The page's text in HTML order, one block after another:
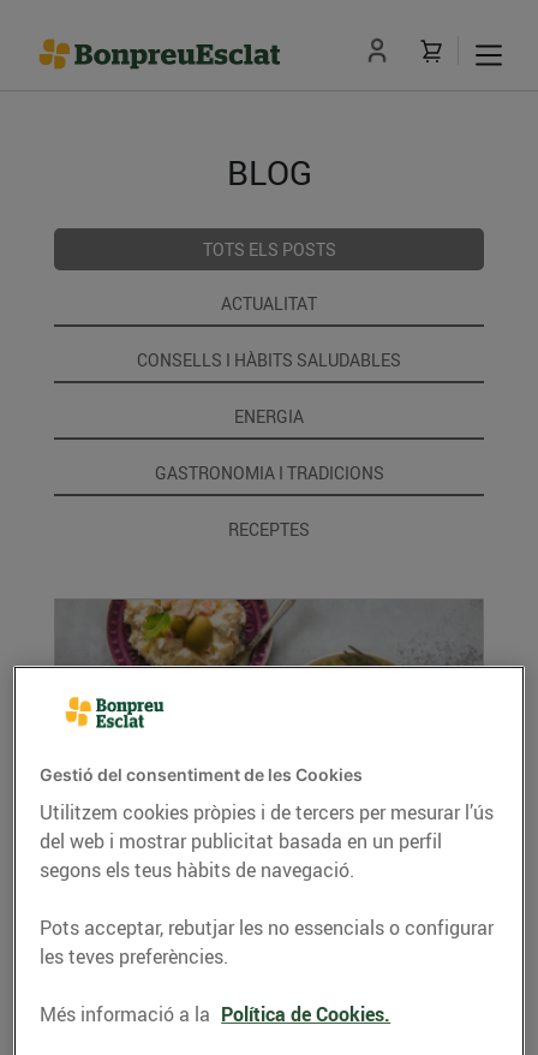
BLOG
TOTS ELS POSTS
ACTUALITAT
CONSELLS I HÀBITS SALUDABLES
ENERGIA
GASTRONOMIA I TRADICIONS
RECEPTES
Ensalada russa
03/de juliol/2024
Ingredients per a 4 persones: 500 g de patata 1
pastanaga grossa 160 g de tonyina conserva
...
LLEGIR MÉS
Gestió del consentiment de les Cookies
Utilitzem cookies pròpies i de tercers per mesurar l’ús
del web i mostrar publicitat basada en un perfil
segons els teus hàbits de navegació.
Pots acceptar, rebutjar les no essencials o configurar
les teves preferències.
Més informació a la Política de Cookies.